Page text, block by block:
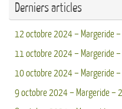
Derniers articles
12 octobre 2024 – Margeride
11 octobre 2024 – Margeride
10 octobre 2024 – Margeride
9 octobre 2024 – Margeride –